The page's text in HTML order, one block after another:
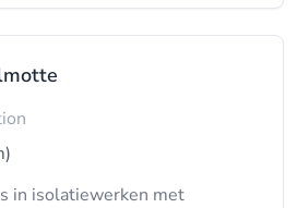
in isolatiewerken met